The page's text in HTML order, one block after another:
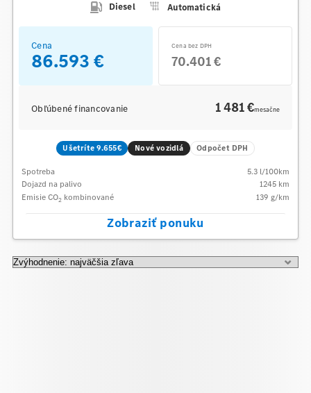
Diesel
Automatická
Cena
86.593 €
Cena bez DPH
70.401 €
Obľúbené financovanie 1 481 €mesačne
Ušetríte 9.655€ Nové vozidlá Odpočet DPH
Spotreba 5.3 l/100km
Dojazd na palivo
1245 km
Emisie CO2 kombinované 139 g/km
Zobraziť ponuku